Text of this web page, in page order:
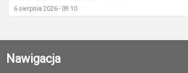
6 sierpnia 2026 - 09:10
Nawigacja